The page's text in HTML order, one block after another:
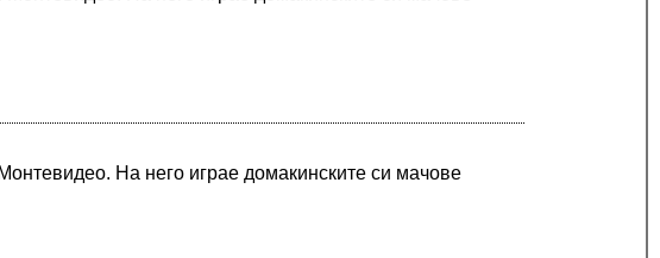
На него играе домакинските си мачове